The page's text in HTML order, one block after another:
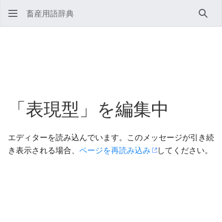
畜産用語辞典 検索
「表現型」を編集中
エディターを読み込んでいます。このメッセージが引き続
き表示される場合、 ページを再読み込み してください。